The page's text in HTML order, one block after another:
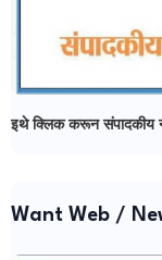
इथे क्लिक करून संपादकीय
Want Web /